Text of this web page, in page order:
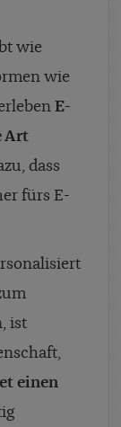
wie
wie
E-
Art
dass
fürs E-
ist
einen